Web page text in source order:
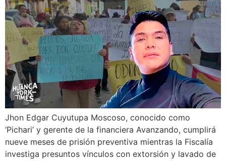
Jhon Edgar Cuyutupa Moscoso, conocido como
‘Pichari’ y gerente de la financiera Avanzando, cumplirá
nueve meses de prisión preventiva mientras la Fiscalía
investiga presuntos vínculos con extorsión y lavado de